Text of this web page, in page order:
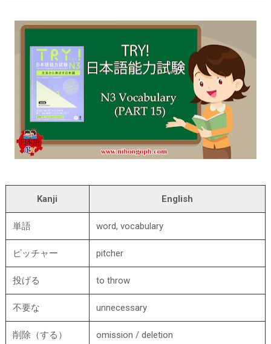
Kanji English
単語 word, vocabulary
ピッチャー pitcher
投げる to throw
不要な unnecessary
削除（する） omission / deletion